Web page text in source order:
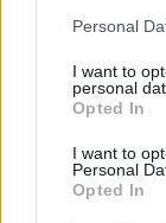
Please note
not limited to
grant or deny
use your data
consent section.
Personal
I want to
personal
Opted In
I want to
Personal
Opted In
Ελληνική